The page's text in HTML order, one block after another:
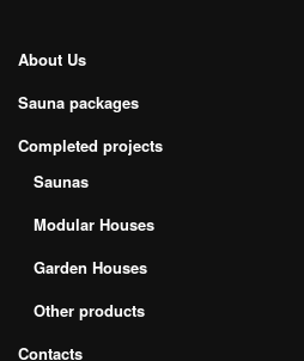
About Us
Sauna packages
Completed projects
Saunas
Modular Houses
Garden Houses
Other products
Contacts